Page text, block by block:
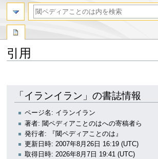
引用
「イランイラン」の書誌情報
ページ名: イランイラン
著者: 閾ペディアことのはへの寄稿者ら
発行者: 『閾ペディアことのは』
更新日時: 2007年8月26日 16:19 (UTC)
取得日時: 2026年8月7日 19:41 (UTC)